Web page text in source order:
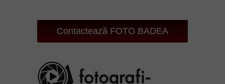
Contactează FOTO BADEA